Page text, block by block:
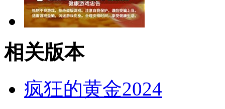
相关版本
疯狂的黄金2024